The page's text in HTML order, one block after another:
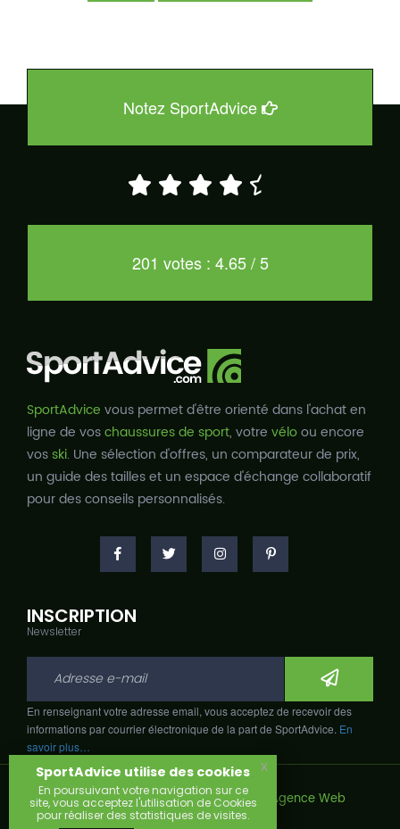
Notez SportAdvice
201 votes : 4.65 / 5
SportAdvice vous permet d'être orienté dans l'achat en
ligne de voschaussures de sport, votre véloou encore
vosski. Une sélection d'offres, un comparateur de prix,
un guide des tailles et un espace d'échange collaboratif
pour des conseils personnalisés.
INSCRIPTION
Newsletter
En renseignant votre adresse email, vous acceptez de recevoir des
informations par courrier électronique de la part de SportAdvice. En
savoir plus…
Copyright © 2026, Développé avec par
Agence Web
Narobaz.
SportAdvice utilise des cookies
En poursuivant votre navigation sur ce
site, vous acceptez l'utilisation de Cookies
pour réaliser des statistiques de visites.
x